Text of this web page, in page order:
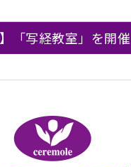
「写経教室」を開催